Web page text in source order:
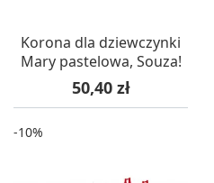
Korona dla dziewczynki
Mary pastelowa, Souza!
Cena
50,40 zł
-10%